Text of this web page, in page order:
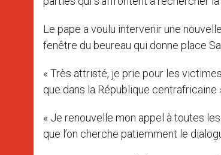
Le pape a voulu intervenir une
fenêtre du beureau qui donne place
« Très attristé, je prie pour les
que dans la République centrafricaine
« Je renouvelle mon appel à toutes
que l’on cherche patiemment le